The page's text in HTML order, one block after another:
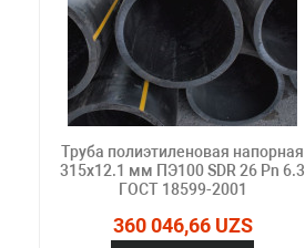
Труба полиэтиленовая напорная
315х12.1 мм ПЭ100 SDR 26 Pn 6.3
ГОСТ 18599-2001
360 046,66 UZS